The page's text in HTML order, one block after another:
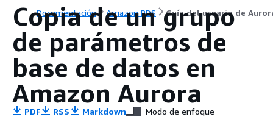
Documentación Amazon RDS Guía del usuario de
Copia de un grupo
de parámetros de
base de datos en
Amazon Aurora
PDF RSS Markdown Modo de enfoque